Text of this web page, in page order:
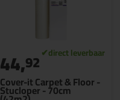
Cover-it Carpet & Floor -
Stucloper - 70cm
44,92